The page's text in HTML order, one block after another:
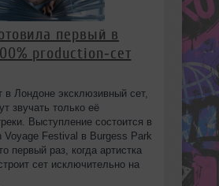
первый в
production‑сет
в Лондоне эксклюзивный сет,
звучать только её
Выступление состоится в
Voyage Festival в Burgess Park
первый раз, когда артистка
сет исключительно на